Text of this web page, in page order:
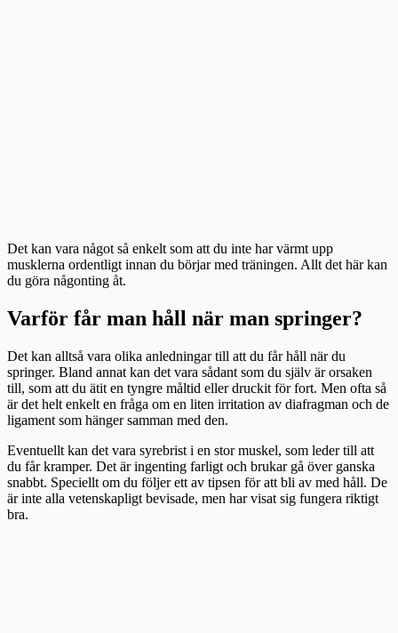
Det kan vara något så enkelt som att du inte har värmt upp
musklerna ordentligt innan du börjar med träningen. Allt det här kan
du göra någonting åt.
Varför får man håll när man springer?
Det kan alltså vara olika anledningar till att du får håll när du
springer. Bland annat kan det vara sådant som du själv är orsaken
till, som att du ätit en tyngre måltid eller druckit för fort. Men ofta så
är det helt enkelt en fråga om en liten irritation av diafragman och de
ligament som hänger samman med den.
Eventuellt kan det vara syrebrist i en stor muskel, som leder till att
du får kramper. Det är ingenting farligt och brukar gå över ganska
snabbt. Speciellt om du följer ett av tipsen för att bli av med håll. De
är inte alla vetenskapligt bevisade, men har visat sig fungera riktigt
bra.